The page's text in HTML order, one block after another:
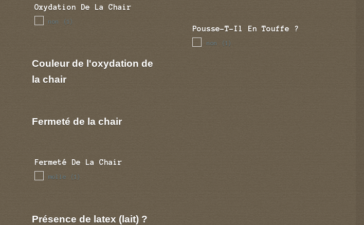
Oxydation De La Chair
non (1)
Couleur de l'oxydation de
la chair
Fermeté de la chair
Fermeté De La Chair
molle (1)
Présence de latex (lait) ?
Pousse-T-Il En Touffe ?
non (1)